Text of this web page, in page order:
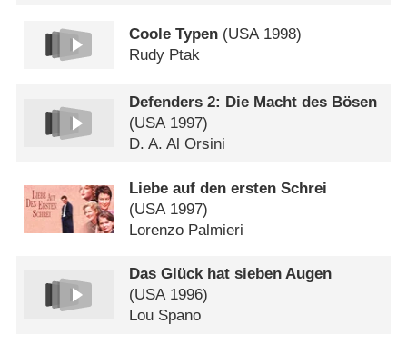
Coole Typen (USA1998)
Rudy Ptak
Defenders 2: Die Macht des Bösen
(USA1997)
D. A. Al Orsini
Liebe auf den ersten Schrei
(USA1997)
Lorenzo Palmieri
Das Glück hat sieben Augen
(USA1996)
Lou Spano